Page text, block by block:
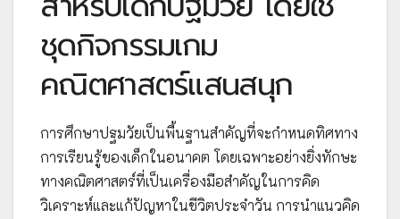
ชุดกิจกรรมเกม
คณิตศาสตร์แสนสนุก
การศึกษาปฐมวัยเป็นพื้นฐานสำคัญที่จะกำหนดทิศทาง
การเรียนรู้ของเด็กในอนาคต โดยเฉพาะอย่างยิ่งทักษะ
ทางคณิตศาสตร์ที่เป็นเครื่องมือสำคัญในการคิด
วิเคราะห์และแก้ปัญหาในชีวิตประจำวัน การนำแนวคิด